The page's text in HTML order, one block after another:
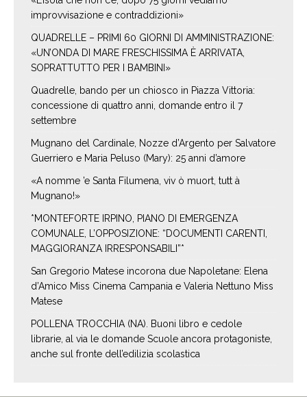
improvvisazione e contraddizioni»
QUADRELLE – PRIMI 60 GIORNI DI AMMINISTRAZIONE:
«UN’ONDA DI MARE FRESCHISSIMA È ARRIVATA,
SOPRATTUTTO PER I BAMBINI»
Quadrelle, bando per un chiosco in Piazza Vittoria:
concessione di quattro anni, domande entro il 7
settembre
Mugnano del Cardinale, Nozze d’Argento per Salvatore
Guerriero e Maria Peluso (Mary): 25 anni d’amore
«A nomme ’e Santa Filumena, viv ò muort, tutt à
Mugnano!»
*MONTEFORTE IRPINO, PIANO DI EMERGENZA
COMUNALE, L’OPPOSIZIONE: “DOCUMENTI CARENTI,
MAGGIORANZA IRRESPONSABILI”*
San Gregorio Matese incorona due Napoletane: Elena
d’Amico Miss Cinema Campania e Valeria Nettuno Miss
Matese
POLLENA TROCCHIA (NA). Buoni libro e cedole
librarie, al via le domande Scuole ancora protagoniste,
anche sul fronte dell’edilizia scolastica